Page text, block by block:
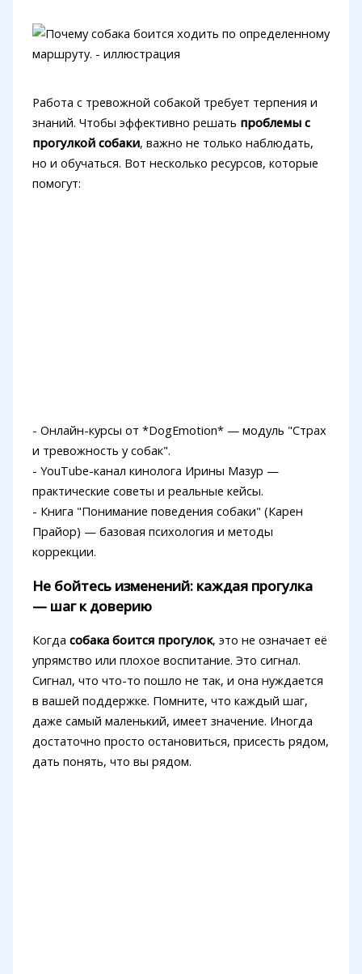
Работа с тревожной собакой требует терпения и
знаний. Чтобы эффективно решать проблемы с
прогулкой собаки, важно не только наблюдать,
но и обучаться. Вот несколько ресурсов, которые
помогут:
- Онлайн-курсы от *DogEmotion* — модуль "Страх
и тревожность у собак".
- YouTube-канал кинолога Ирины Мазур —
практические советы и реальные кейсы.
- Книга "Понимание поведения собаки" (Карен
Прайор) — базовая психология и методы
коррекции.
Не бойтесь изменений: каждая прогулка
— шаг к доверию
Когда собака боится прогулок, это не означает её
упрямство или плохое воспитание. Это сигнал.
Сигнал, что что-то пошло не так, и она нуждается
в вашей поддержке. Помните, что каждый шаг,
даже самый маленький, имеет значение. Иногда
достаточно просто остановиться, присесть рядом,
дать понять, что вы рядом.